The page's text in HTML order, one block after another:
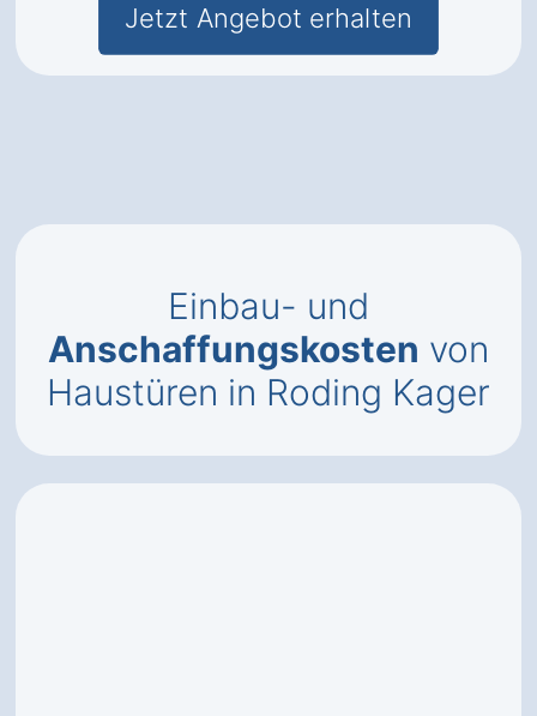
Jetzt Angebot erhalten
Einbau- und
Anschaffungskosten von
Haustüren in Roding Kager